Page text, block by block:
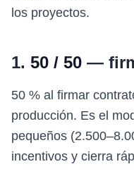
los proyectos.
1. 50 / 50 —
50 % al firmar
producción. Es el
pequeños
incentivos y cierra